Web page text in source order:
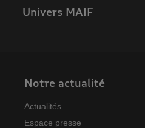
Univers MAIF
Notre actualité
Actualités
Espace presse